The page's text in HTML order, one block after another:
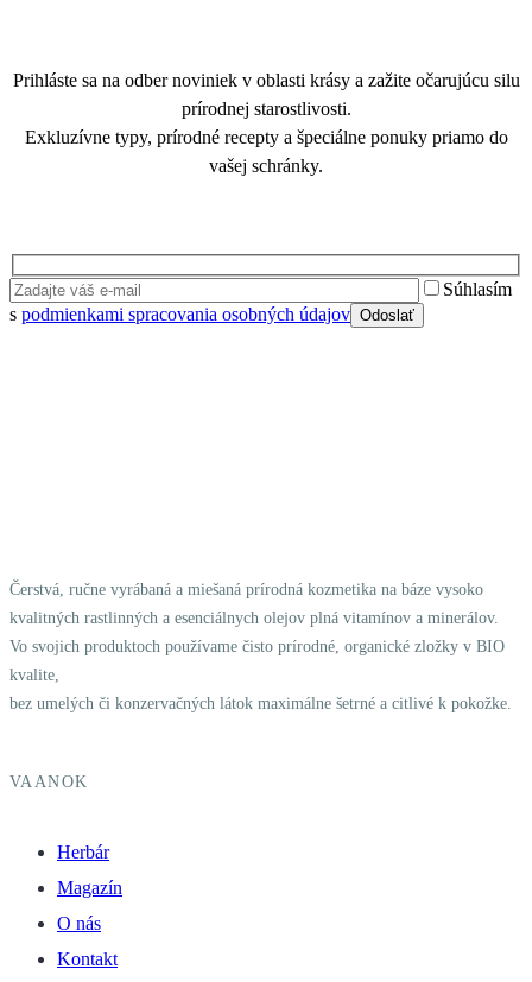
Prihláste sa na odber noviniek v oblasti krásy a zažite očarujúcu silu
prírodnej starostlivosti.
Exkluzívne typy, prírodné recepty a špeciálne ponuky priamo do
vašej schránky.
Súhlasím
s podmienkami spracovania osobných údajov
Čerstvá, ručne vyrábaná a miešaná prírodná kozmetika na báze vysoko
kvalitných rastlinných a esenciálnych olejov plná vitamínov a minerálov.
Vo svojich produktoch používame čisto prírodné, organické zložky v BIO
kvalite,
bez umelých či konzervačných látok maximálne šetrné a citlivé k pokožke.
VAANOK
Herbár
Magazín
O nás
Kontakt